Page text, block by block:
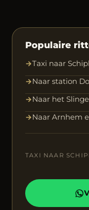
Populaire
→Taxi naar
→Naar station
→Naar het
→Naar Arnhem
TAXI NAAR